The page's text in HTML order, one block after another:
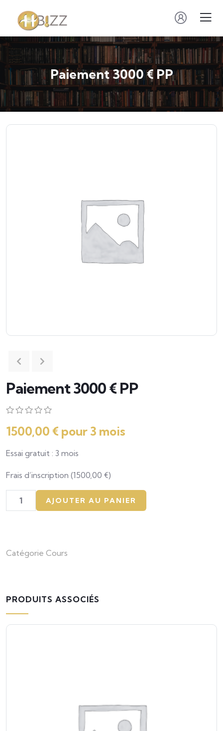
Paiement 3000 € PP
Paiement 3000 € PP
sur
sur
la
client
1500,00 € pour 3 mois
Essai gratuit : 3 mois
Frais d’inscription (1500,00 €)
AJOUTER AU PANIER
Catégorie Cours
PRODUITS ASSOCIÉS